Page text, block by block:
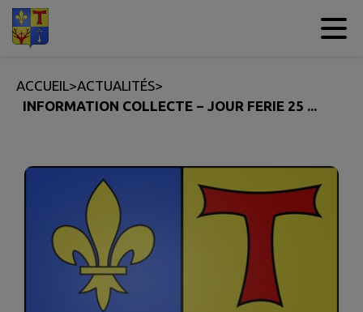
Contenu
ACCUEIL>ACTUALITÉS>
INFORMATION COLLECTE − JOUR FERIE 25 ...